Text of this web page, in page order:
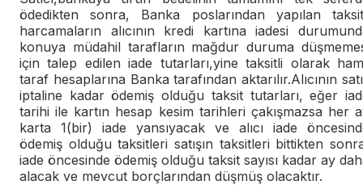
ödedikten sonra, Banka poslarından yapılan
harcamaların alıcının kredi kartına iadesi
konuya müdahil tarafların mağdur duruma
için talep edilen iade tutarları,yine taksitli olarak
taraf hesaplarına Banka tarafından aktarılır.Alıcının
iptaline kadar ödemiş olduğu taksit tutarları, eğer
tarihi ile kartın hesap kesim tarihleri çakışmazsa her
karta 1(bir) iade yansıyacak ve alıcı iade
ödemiş olduğu taksitleri satışın taksitleri bittikten
iade öncesinde ödemiş olduğu taksit sayısı kadar ay
alacak ve mevcut borçlarından düşmüş olacaktır.